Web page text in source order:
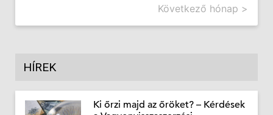
Következő hónap >
HÍREK
Ki őrzi majd az őröket? – Kérdések